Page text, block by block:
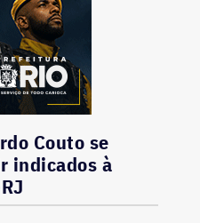
Couto se
indicados à